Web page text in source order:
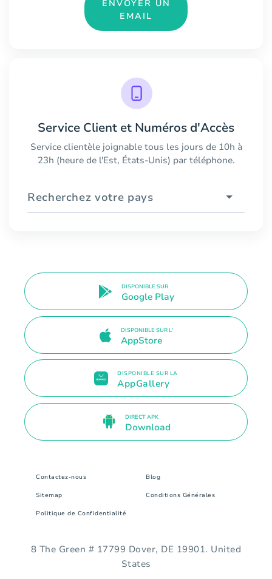
ENVOYER UN
EMAIL
Service Client et Numéros d'Accès
Service clientèle joignable tous les jours de 10h à
23h (heure de l'Est, États-Unis) par téléphone.
Recherchez votre pays
DISPONIBLE SUR
Google Play
DISPONIBLE SUR L'
AppStore
DISPONIBLE SUR LA
AppGallery
DIRECT APK
Download
Contactez-nous Blog
Sitemap Conditions Générales
Politique de Confidentialité
8 The Green # 17799 Dover, DE 19901. United
States